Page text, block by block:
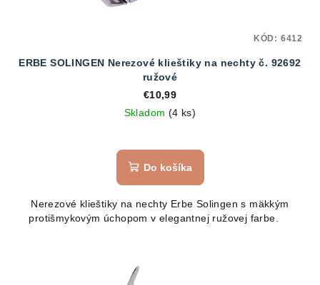
ERBE SOLINGEN Nerezové klieštiky na nechty č. 92692
ružové
€10,99
Skladom (4 ks)
Do košíka
Nerezové klieštiky na nechty Erbe Solingen s mäkkým
protišmykovým úchopom v elegantnej ružovej farbe.
KÓD: 6412